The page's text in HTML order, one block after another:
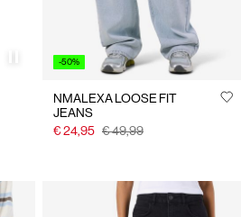
-50%
NMALEXA LOOSE FIT
JEANS
€ 24,95 € 49,99